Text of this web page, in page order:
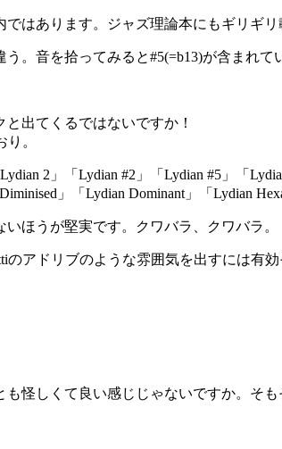
はあります。ジャズ理論本にもギリギリ
。音を拾ってみると#5(=b13)が含まれ
出てくるではないですか！
。
2」「Lydian #2」「Lydian #5」「
」「Lydian Dominant」「Lydian
ほうが堅実です。クワバラ、クワバラ。
アドリブのような雰囲気を出すには有
怪しくて良い感じじゃないですか。そ